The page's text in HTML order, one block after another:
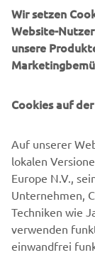
Innenräumen
ganzjährige
bietet XO
unter
mit einem
Hauch von
Wir setzen
Website-
unsere
Cookies auf
Auf unserer
lokalen
Europe N.V.,
Unternehmen,
Techniken wie
verwenden
einwandfrei